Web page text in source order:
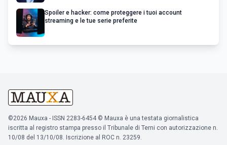
Spoiler e hacker: come proteggere i tuoi account
streaming e le tue serie preferite
©2026 Mauxa - ISSN 2283-6454 © Mauxa è una testata giornalistica
iscritta al registro stampa presso il Tribunale di Terni con autorizzazione n.
10/08 del 13/10/08. Iscrizione al ROC n. 23259.